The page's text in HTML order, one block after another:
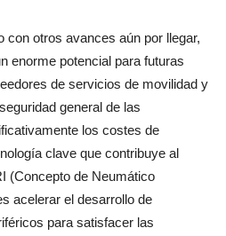
con otros avances aún por llegar,
enorme potencial para futuras
de servicios de movilidad y
general de las
los costes de
clave que contribuye al
(Concepto de Neumático
acelerar el desarrollo de
para satisfacer las